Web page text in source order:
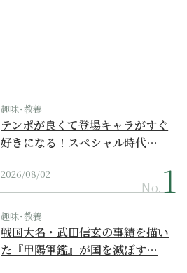
趣味･教養
テンポが良くて登場キャラがすぐ
好きになる！スペシャル時代…
2026/08/02
No.
趣味･教養
戦国大名・武田信玄の事績を描い
た『甲陽軍鑑』が国を滅ぼす…